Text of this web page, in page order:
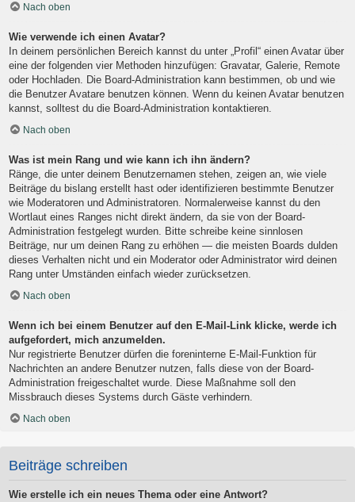
Nach oben
Wie verwende ich einen Avatar?
In deinem persönlichen Bereich kannst du unter „Profil“ einen Avatar über
eine der folgenden vier Methoden hinzufügen: Gravatar, Galerie, Remote
oder Hochladen. Die Board-Administration kann bestimmen, ob und wie
die Benutzer Avatare benutzen können. Wenn du keinen Avatar benutzen
kannst, solltest du die Board-Administration kontaktieren.
Nach oben
Was ist mein Rang und wie kann ich ihn ändern?
Ränge, die unter deinem Benutzernamen stehen, zeigen an, wie viele
Beiträge du bislang erstellt hast oder identifizieren bestimmte Benutzer
wie Moderatoren und Administratoren. Normalerweise kannst du den
Wortlaut eines Ranges nicht direkt ändern, da sie von der Board-
Administration festgelegt wurden. Bitte schreibe keine sinnlosen
Beiträge, nur um deinen Rang zu erhöhen — die meisten Boards dulden
dieses Verhalten nicht und ein Moderator oder Administrator wird deinen
Rang unter Umständen einfach wieder zurücksetzen.
Nach oben
Wenn ich bei einem Benutzer auf den E-Mail-Link klicke, werde ich
aufgefordert, mich anzumelden.
Nur registrierte Benutzer dürfen die foreninterne E-Mail-Funktion für
Nachrichten an andere Benutzer nutzen, falls diese von der Board-
Administration freigeschaltet wurde. Diese Maßnahme soll den
Missbrauch dieses Systems durch Gäste verhindern.
Nach oben
Beiträge schreiben
Wie erstelle ich ein neues Thema oder eine Antwort?